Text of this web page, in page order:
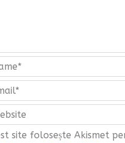
site folosește Akismet